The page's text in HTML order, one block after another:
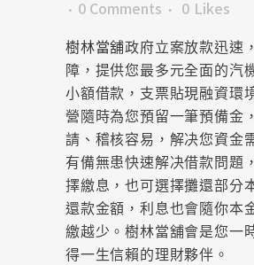
0 Comments
0 Likes
樹林當舖政府立案放款迅速
障，提供您最多元全面的汽
小額借款，支票貼現融資環
營隨時為您預留一筆預備金
請、稽核容易，解决您資金
有備無患快速解决借款問題
擇繳息，也可選擇攤還部分
還款金額，利息也會隨你本
繳越少。樹林當舖會是您一
得一生信賴的理財夥伴。